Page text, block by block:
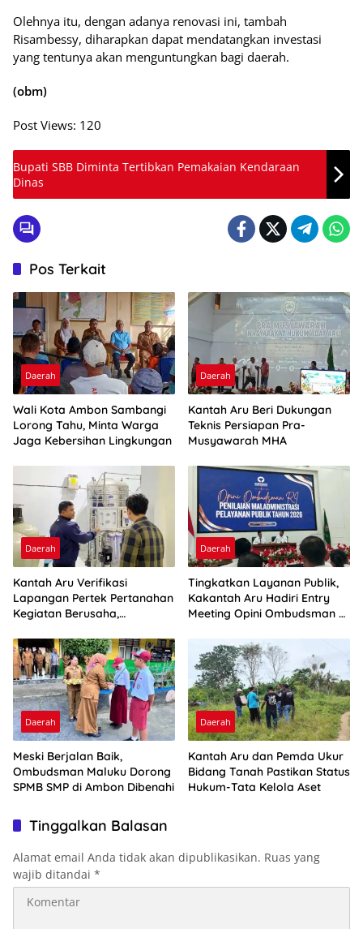
Olehnya itu, dengan adanya renovasi ini, tambah
Risambessy, diharapkan dapat mendatangkan investasi
yang tentunya akan menguntungkan bagi daerah.
(obm)
Post Views: 120
Bupati SBB Diminta Tertibkan Pemakaian Kendaraan
Dinas
Pos Terkait
Daerah
Wali Kota Ambon Sambangi
Lorong Tahu, Minta Warga
Jaga Kebersihan Lingkungan
Daerah
Kantah Aru Beri Dukungan
Teknis Persiapan Pra-
Musyawarah MHA
Daerah
Kantah Aru Verifikasi
Lapangan Pertek Pertanahan
Kegiatan Berusaha,
Daerah
Tingkatkan Layanan Publik,
Kakantah Aru Hadiri Entry
Meeting Opini Ombudsman RI
Daerah
Meski Berjalan Baik,
Ombudsman Maluku Dorong
SPMB SMP di Ambon Dibenahi
Daerah
Kantah Aru dan Pemda Ukur
Bidang Tanah Pastikan Status
Hukum-Tata Kelola Aset
Tinggalkan Balasan
Alamat email Anda tidak akan dipublikasikan. Ruas yang
wajib ditandai *